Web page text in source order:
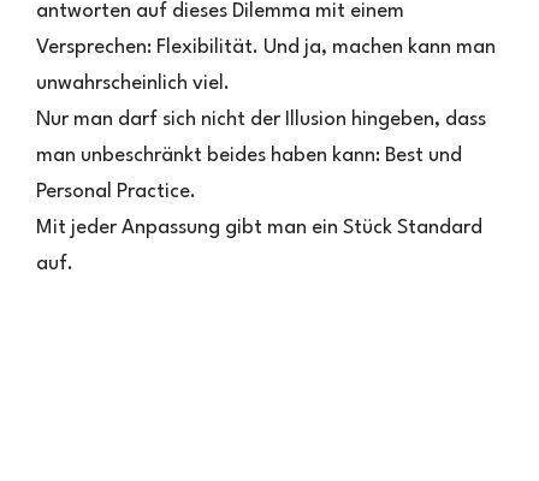
antworten auf dieses Dilemma mit einem
Versprechen: Flexibilität. Und ja, machen kann man
unwahrscheinlich viel.
Nur man darf sich nicht der Illusion hingeben, dass
man unbeschränkt beides haben kann: Best und
Personal Practice.
Mit jeder Anpassung gibt man ein Stück Standard
auf.